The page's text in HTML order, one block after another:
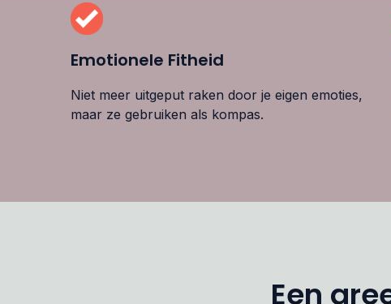
Emotionele Fitheid
Niet meer uitgeput raken door je eigen emoties,
maar ze gebruiken als kompas.
Een